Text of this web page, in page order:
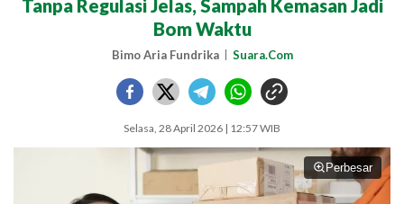
Tanpa Regulasi Jelas, Sampah Kemasan Jadi
Bom Waktu
Bimo Aria Fundrika Suara.Com
Selasa, 28 April 2026 | 12:57 WIB
Perbesar